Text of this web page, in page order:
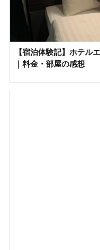
【宿泊体験記】ホテル
｜料金・部屋の感想